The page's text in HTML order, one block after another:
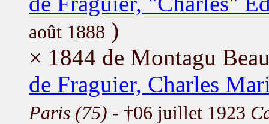
août 1888 )
× 1844 de Montagu
de Fraguier, Charles
Paris (75) - †06 juillet 1923